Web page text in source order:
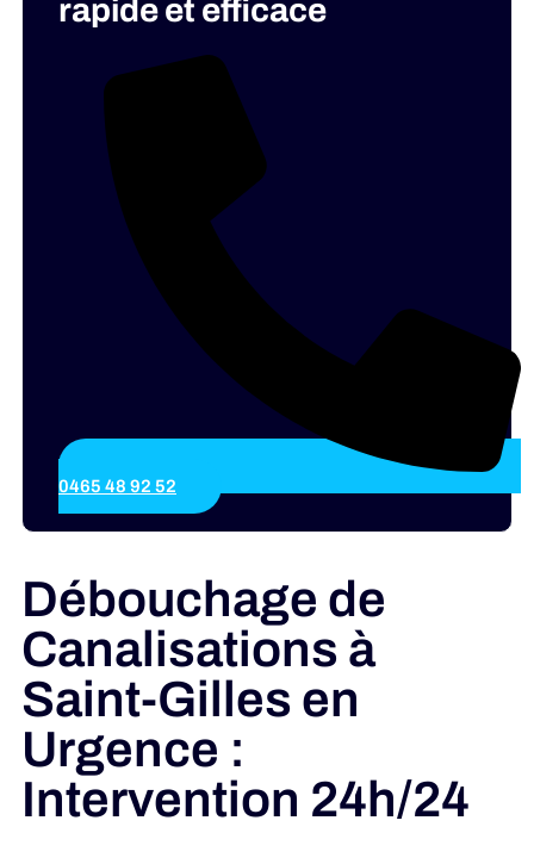
rapide et efficace
0465 48 92 52
Débouchage de
Canalisations à
Saint-Gilles en
Urgence :
Intervention 24h/24